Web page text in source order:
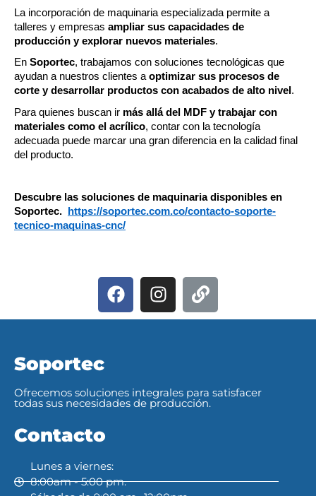
La incorporación de maquinaria especializada permite a
talleres y empresas ampliar sus capacidades de
producción y explorar nuevos materiales.
En Soportec, trabajamos con soluciones tecnológicas que
ayudan a nuestros clientes a optimizar sus procesos de
corte y desarrollar productos con acabados de alto nivel .
Para quienes buscan ir más allá del MDF y trabajar con
materiales como el acrílico, contar con la tecnología
adecuada puede marcar una gran diferencia en la calidad final
del producto.
Descubre las soluciones de maquinaria disponibles en
Soportec.
https://soportec.com.co/contacto-soporte-
tecnico-maquinas-cnc/
Soportec
Ofrecemos soluciones integrales para satisfacer
todas sus necesidades de producción.
Contacto
Lunes a viernes:
8:00am - 5:00 pm.